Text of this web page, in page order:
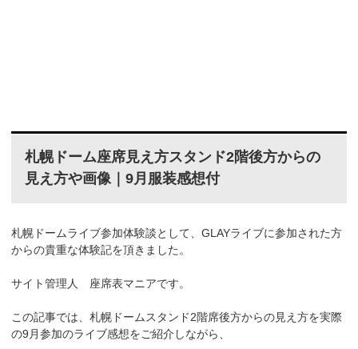
札幌ドーム座席見え方スタンド2階後方からの
見え方や画像｜9月服装感想付
札幌ドームライブ参加体験談として、GLAYライブに参加された方
からの貴重な体験記を頂きました。
サイト管理人 座席表マニアです。
この記事では、札幌ドームスタンド2階席後方からの見え方を実際
の9月参加のライブ感想をご紹介しながら、